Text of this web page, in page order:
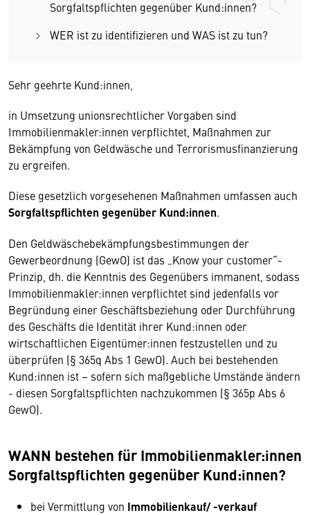
Sorgfaltspflichten gegenüber Kund:innen?
WER ist zu identifizieren und WAS ist zu tun?
Sehr geehrte Kund:innen,
in Umsetzung unionsrechtlicher Vorgaben sind
Immobilienmakler:innen verpflichtet, Maßnahmen zur
Bekämpfung von Geldwäsche und Terrorismusfinanzierung
zu ergreifen.
Diese gesetzlich vorgesehenen Maßnahmen umfassen auch
Sorgfaltspflichten gegenüber Kund:innen.
Den Geldwäschebekämpfungsbestimmungen der
Gewerbeordnung (GewO) ist das „Know your customer“-
Prinzip, dh. die Kenntnis des Gegenübers immanent, sodass
Immobilienmakler:innen verpflichtet sind jedenfalls vor
Begründung einer Geschäftsbeziehung oder Durchführung
des Geschäfts die Identität ihrer Kund:innen oder
wirtschaftlichen Eigentümer:innen festzustellen und zu
überprüfen (§ 365q Abs 1 GewO). Auch bei bestehenden
Kund:innen ist – sofern sich maßgebliche Umstände ändern
- diesen Sorgfaltspflichten nachzukommen (§ 365p Abs 6
GewO).
WANN bestehen für Immobilienmakler:innen
Sorgfaltspflichten gegenüber Kund:innen?
bei Vermittlung von Immobilienkauf/ -verkauf